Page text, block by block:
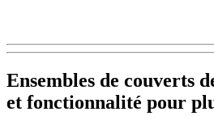
Ensembles de couverts
et fonctionnalité pour